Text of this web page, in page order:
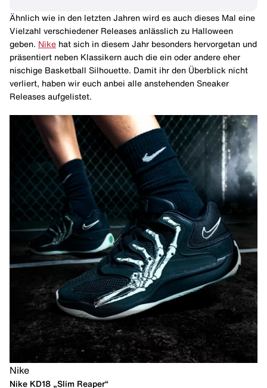
Ähnlich wie in den letzten Jahren wird es auch dieses Mal eine
Vielzahl verschiedener Releases anlässlich zu Halloween
geben. Nike hat sich in diesem Jahr besonders hervorgetan und
präsentiert neben Klassikern auch die ein oder andere eher
nischige Basketball Silhouette. Damit ihr den Überblick nicht
verliert, haben wir euch anbei alle anstehenden Sneaker
Releases aufgelistet.
Nike
Nike KD18 „Slim Reaper“